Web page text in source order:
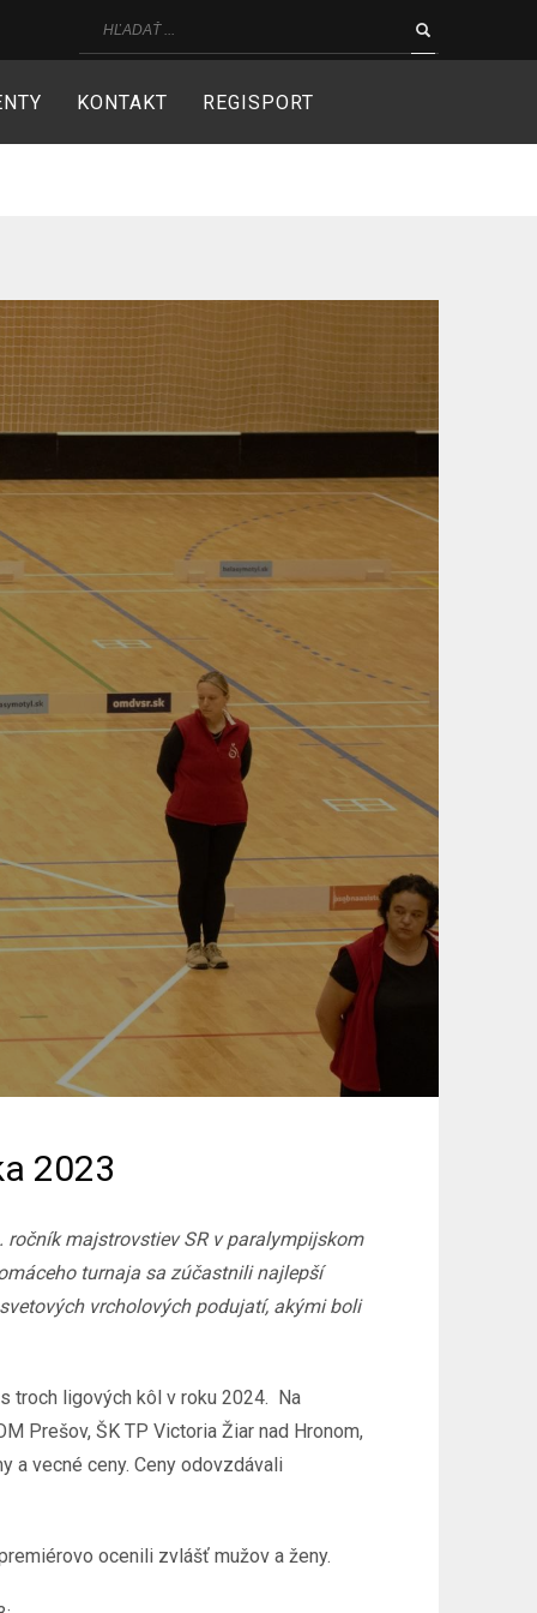
KONTAKT REGISPORT
2023
majstrovstiev SR v paralympijskom
turnaja sa zúčastnili najlepší
vrcholových podujatí, akými boli
troch ligových kôl v roku 2024. Na
Prešov, ŠK TP Victoria Žiar nad Hronom,
a vecné ceny. Ceny odovzdávali
ocenili zvlášť mužov a ženy.